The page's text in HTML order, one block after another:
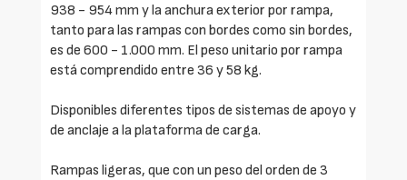
938 - 954 mm y la anchura exterior por rampa,
tanto para las rampas con bordes como sin bordes,
es de 600 - 1.000 mm. El peso unitario por rampa
está comprendido entre 36 y 58 kg.
Disponibles diferentes tipos de sistemas de apoyo y
de anclaje a la plataforma de carga.
Rampas ligeras, que con un peso del orden de 3